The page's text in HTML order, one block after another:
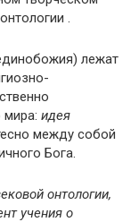
.
лежат
идея
между собой
Бога.
онтологии,
учения о